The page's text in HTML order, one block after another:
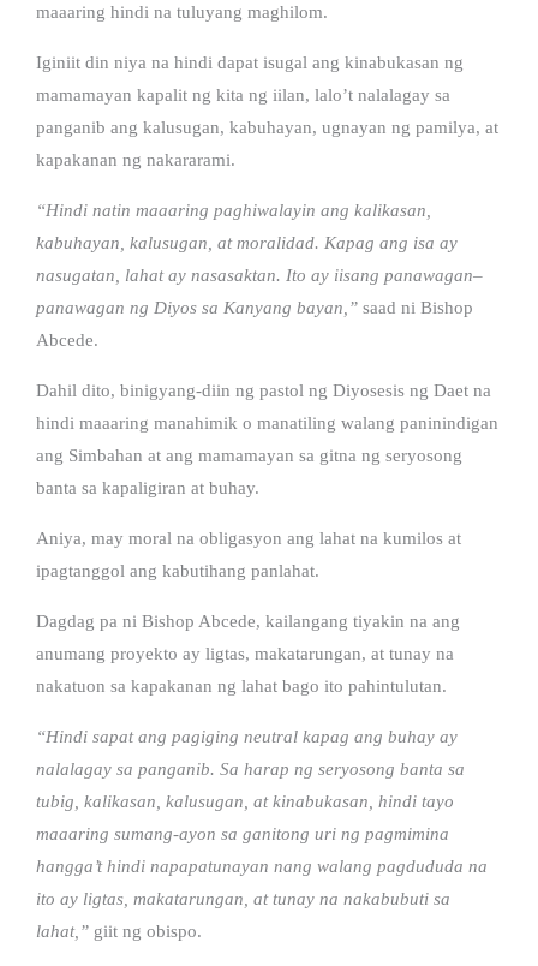
maaaring hindi na tuluyang maghilom.
Iginiit din niya na hindi dapat isugal ang kinabukasan ng
mamamayan kapalit ng kita ng iilan, lalo’t nalalagay sa
panganib ang kalusugan, kabuhayan, ugnayan ng pamilya, at
kapakanan ng nakararami.
“Hindi natin maaaring paghiwalayin ang kalikasan,
kabuhayan, kalusugan, at moralidad. Kapag ang isa ay
nasugatan, lahat ay nasasaktan. Ito ay iisang panawagan–
panawagan ng Diyos sa Kanyang bayan,” saad ni Bishop
Abcede.
Dahil dito, binigyang-diin ng pastol ng Diyosesis ng Daet na
hindi maaaring manahimik o manatiling walang paninindigan
ang Simbahan at ang mamamayan sa gitna ng seryosong
banta sa kapaligiran at buhay.
Aniya, may moral na obligasyon ang lahat na kumilos at
ipagtanggol ang kabutihang panlahat.
Dagdag pa ni Bishop Abcede, kailangang tiyakin na ang
anumang proyekto ay ligtas, makatarungan, at tunay na
nakatuon sa kapakanan ng lahat bago ito pahintulutan.
“Hindi sapat ang pagiging neutral kapag ang buhay ay
nalalagay sa panganib. Sa harap ng seryosong banta sa
tubig, kalikasan, kalusugan, at kinabukasan, hindi tayo
maaaring sumang-ayon sa ganitong uri ng pagmimina
hangga’t hindi napapatunayan nang walang pagdududa na
ito ay ligtas, makatarungan, at tunay na nakabubuti sa
lahat,” giit ng obispo.